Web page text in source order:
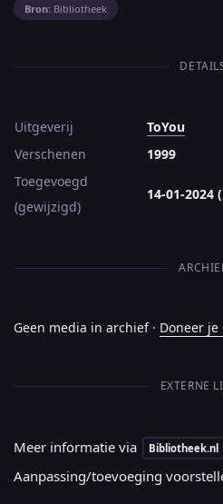
Bron: Bibliotheek
Uitgeverij
ToYou
Verschenen
1999
Toegevoegd
(gewijzigd)
14-01-2024
Geen media in archief · Doneer je
EXTERNE
Meer informatie via Bibliotheek.nl
Aanpassing/toevoeging